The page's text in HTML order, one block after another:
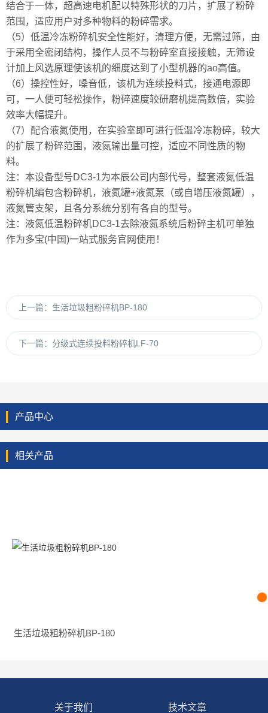
结合于一体，超高速电机配以特殊形状的刀片，扩展了粉碎
范围，适应用户对多种物料的粉碎需求。
（5）低温冷冻粉碎机安全性能好，清理方便，无需过筛，由
于采用全密闭结构，操作人员不与粉碎室直接接触，无筛设
计加上风选原理使该机的细度达到了小型机器的ao高值。
（6）操控性好，噪音低，该机为连续投料式，接通电源即
可，一人便可轻松操作，粉碎速度较研磨机提高数倍，实验
效率大幅提升。
（7）配合液氮使用，在实验室即可进行低温冷冻粉碎，较大
的扩展了粉碎范围，液氮输出量可控，适应不同性质的物
料。
注：本设备型号DC3-1为本辰公司内部代号，整套液氮低温
粉碎机编包含粉碎机，液氮罐+液氮泵（或自增压液氮罐），
液氮管支架，且各分系统分别有各自的型号。
注：液氮低温粉碎机DC3-1去除液氮系统后粉碎主机可单独
作为多宝(中国)一站式服务官网使用！
上一篇： 生活垃圾粗粉碎机BP-180
下一篇： 分级式连续投料粉碎机LF-70
产品中心
相关产品
生活垃圾粗粉碎机BP-180
关于我们 技术文章